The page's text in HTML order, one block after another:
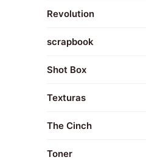
navidad
Paper Pad
Troqueles
Revolution
scrapbook
Embellishment
Shot Box
Texturas
The Cinch
Toner